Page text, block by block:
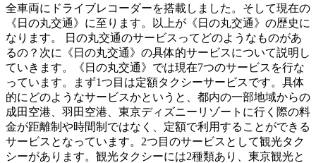
全車両にドライブレコーダーを搭載しました。そして現在の
《日の丸交通》に至ります。以上が《日の丸交通》の歴史に
なります。 日の丸交通のサービスってどのようなものがあ
るの？次に《日の丸交通》の具体的サービスについて説明し
ていきます。《日の丸交通》では現在7つのサービスを行な
っています。まず1つ目は定額タクシーサービスです。具体
的にどのようなサービスかというと、都内の一部地域からの
成田空港、羽田空港、東京ディズニーリゾートに行く際の料
金が距離制や時間制ではなく、定額で利用することができる
サービスとなっています。2つ目のサービスとして観光タク
シーがあります。観光タクシーには2種類あり、東京観光と